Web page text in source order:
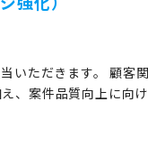
いただきます。 顧客
、案件品質向上に向